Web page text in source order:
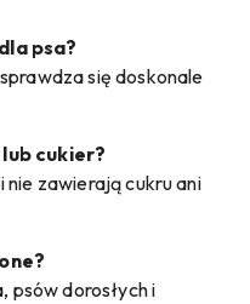
psa?
się doskonale
cukier?
nie zawierają cukru ani
psów dorosłych i